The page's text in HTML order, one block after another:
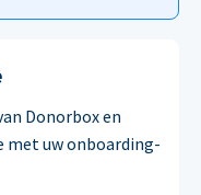
Donorbox en
met uw onboarding-